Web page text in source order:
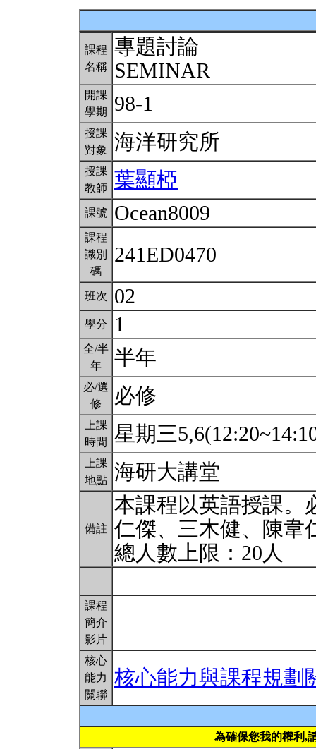
課程
名稱
專題討論
SEMINAR
開課
學期
98-1
授課
對象
海洋研究所
授課
教師
葉顯椏
課號 Ocean8009
課程
識別
碼
241ED0470
班次 02
學分 1
全/半
年
半年
必/選
修
必修
上課
時間
星期三
上課
地點 海研大講堂
備註
本課程以英語授課。
仁傑、三木健、陳韋
總人數上限：20人
課程
簡介
影片
核心
能力
關聯
核心能力與課程規劃
為確保您我的權利,